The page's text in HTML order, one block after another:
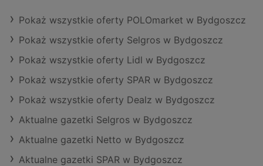
Pokaż wszystkie oferty POLOmarket w Bydgoszcz
Pokaż wszystkie oferty Selgros w Bydgoszcz
Pokaż wszystkie oferty Lidl w Bydgoszcz
Pokaż wszystkie oferty SPAR w Bydgoszcz
Pokaż wszystkie oferty Dealz w Bydgoszcz
Aktualne gazetki Selgros w Bydgoszcz
Aktualne gazetki Netto w Bydgoszcz
Aktualne gazetki SPAR w Bydgoszcz